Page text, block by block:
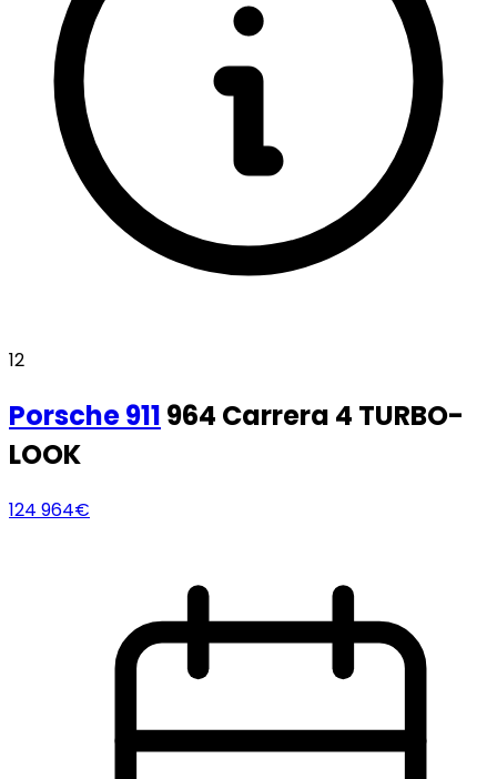
12
Porsche911 964 Carrera 4 TURBO-
LOOK
124 964€